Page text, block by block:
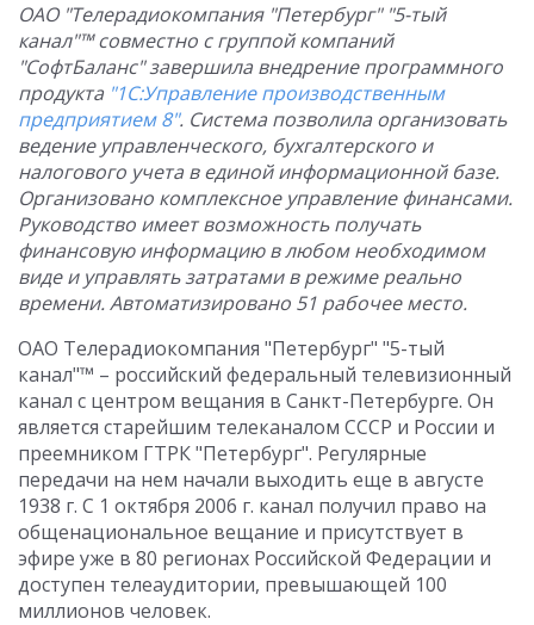
ОАО "Телерадиокомпания "Петербург" "5-тый
канал"™ совместно с группой компаний
"СофтБаланс" завершила внедрение программного
продукта "1С:Управление производственным
предприятием 8". Система позволила организовать
ведение управленческого, бухгалтерского и
налогового учета в единой информационной базе.
Организовано комплексное управление финансами.
Руководство имеет возможность получать
финансовую информацию в любом необходимом
виде и управлять затратами в режиме реально
времени. Автоматизировано 51 рабочее место.
ОАО Телерадиокомпания "Петербург" "5-тый
канал"™ – российский федеральный телевизионный
канал с центром вещания в Санкт-Петербурге. Он
является старейшим телеканалом СССР и России и
преемником ГТРК "Петербург". Регулярные
передачи на нем начали выходить еще в августе
1938 г. С 1 октября 2006 г. канал получил право на
общенациональное вещание и присутствует в
эфире уже в 80 регионах Российской Федерации и
доступен телеаудитории, превышающей 100
миллионов человек.